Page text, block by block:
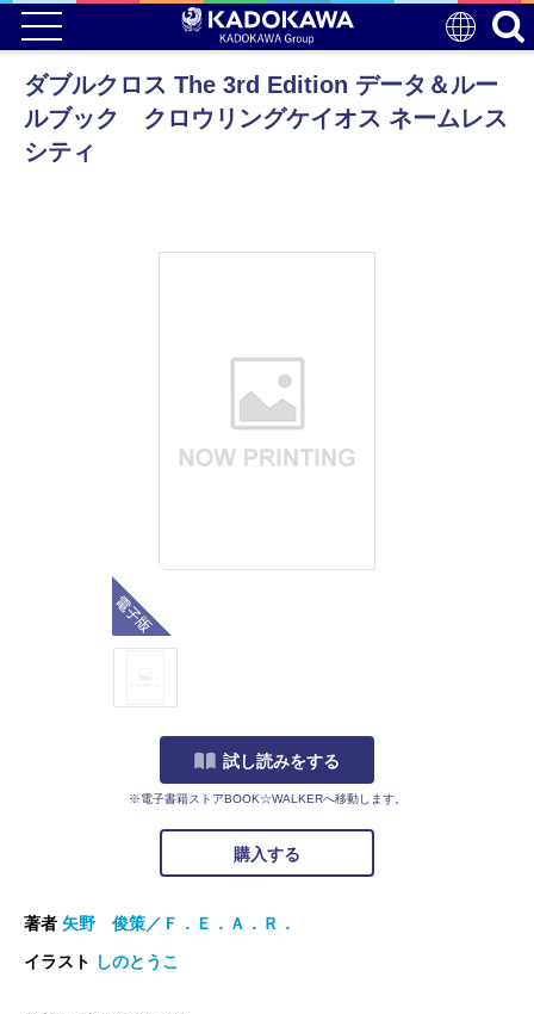
ダブルクロス The 3rd Edition データ＆ルー
ルブック クロウリングケイオス ネームレス
シティ
試し読みをする
※電子書籍ストアBOOK☆WALKERへ移動します。
購入する
著者 矢野 俊策／Ｆ．Ｅ．Ａ．Ｒ．
イラスト しのとうこ